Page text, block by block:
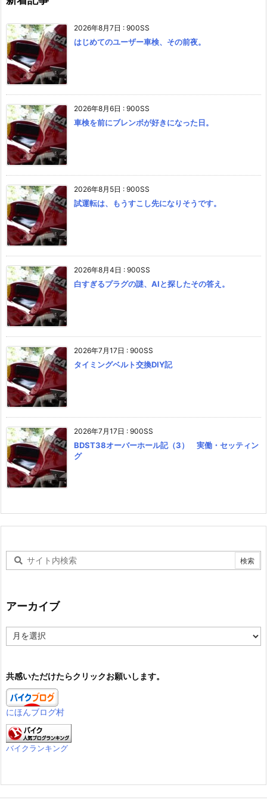
2026年8月7日 : 900SS
はじめてのユーザー車検、その前夜。
2026年8月6日 : 900SS
車検を前にブレンボが好きになった日。
2026年8月5日 : 900SS
試運転は、もうすこし先になりそうです。
2026年8月4日 : 900SS
白すぎるプラグの謎、AIと探したその答え。
2026年7月17日 : 900SS
タイミングベルト交換DIY記
2026年7月17日 : 900SS
BDST38オーバーホール記（3） 実働・セッティン
グ
アーカイブ
ー
ブ
共感いただけたらクリックお願いします。
にほんブログ村
バイクランキング